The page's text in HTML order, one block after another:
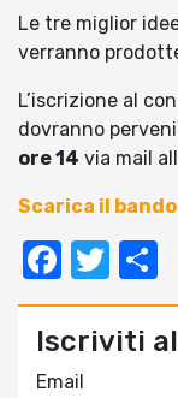
Le tre miglior
verranno
L’iscrizione al
dovranno
ore 14 via mail
Scarica il bando
Iscriviti
Email